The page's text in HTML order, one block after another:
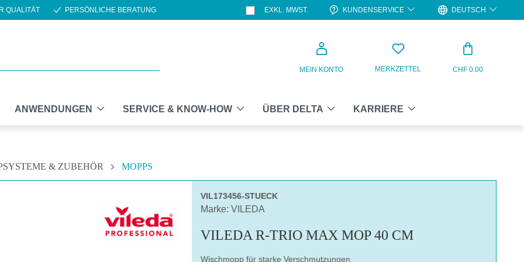
QUALITÄT PERSÖNLICHE BERATUNG EXKL. MWST. KUNDENSERVICE DEUTSCH
MEIN KONTO MERKZETTEL CHF 0.00
ANWENDUNGEN SERVICE & KNOW-HOW ÜBER DELTA KARRIERE
& ZUBEHÖR
MOPPS
VIL173456-STUECK
Marke: VILEDA
VILEDA R-TRIO MAX MOP 40 CM
Wischmopp für starke Verschmutzungen